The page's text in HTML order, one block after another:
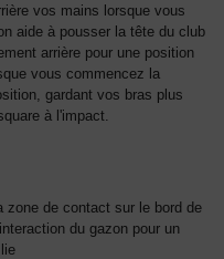
vos mains lorsque vous
aide à pousser la tête du club
arrière pour une position
vous commencez la
gardant vos bras plus
à l'impact.
zone de contact sur le bord de
du gazon pour un